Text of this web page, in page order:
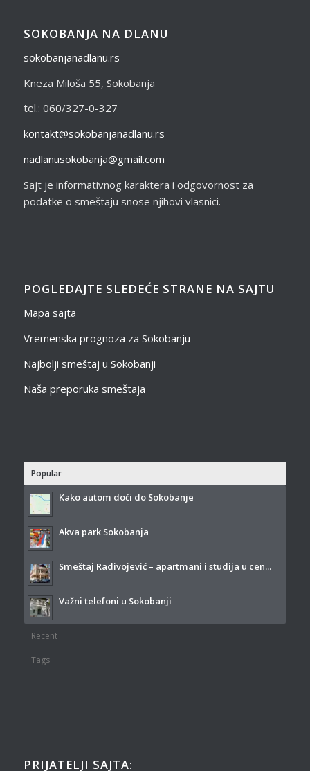
SOKOBANJA NA DLANU
sokobanjanadlanu.rs
Kneza Miloša 55, Sokobanja
tel.: 060/327-0-327
kontakt@sokobanjanadlanu.rs
nadlanusokobanja@gmail.com
Sajt je informativnog karaktera i odgovornost za
podatke o smeštaju snose njihovi vlasnici.
POGLEDAJTE SLEDEĆE STRANE NA SAJTU
Mapa sajta
Vremenska prognoza za Sokobanju
Najbolji smeštaj u Sokobanji
Naša preporuka smeštaja
Popular
Kako autom doći do Sokobanje
Akva park Sokobanja
Smeštaj Radivojević – apartmani i studija u cen...
Važni telefoni u Sokobanji
Recent
Tags
PRIJATELJI SAJTA: